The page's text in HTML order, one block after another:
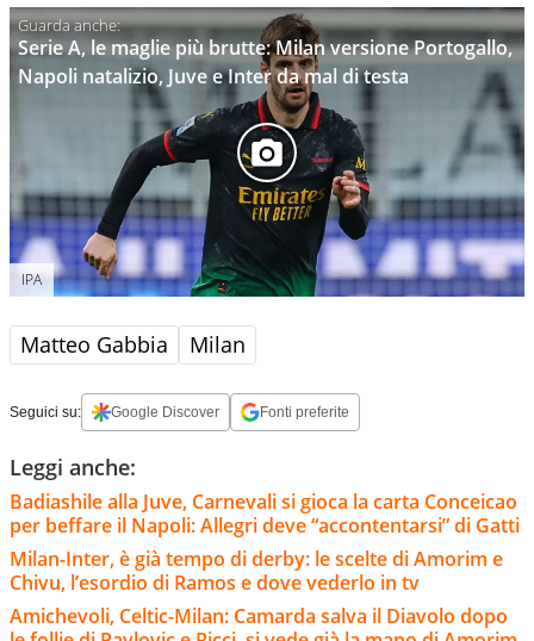
Serie A, le maglie più brutte: Milan versione Portogallo,
Napoli natalizio, Juve e Inter da mal di testa
IPA
Matteo Gabbia Milan
Seguici su: Google Discover Fonti preferite
Leggi anche:
Badiashile alla Juve, Carnevali si gioca la carta Conceicao
per beffare il Napoli: Allegri deve “accontentarsi” di Gatti
Milan-Inter, è già tempo di derby: le scelte di Amorim e
Chivu, l’esordio di Ramos e dove vederlo in tv
Amichevoli, Celtic-Milan: Camarda salva il Diavolo dopo